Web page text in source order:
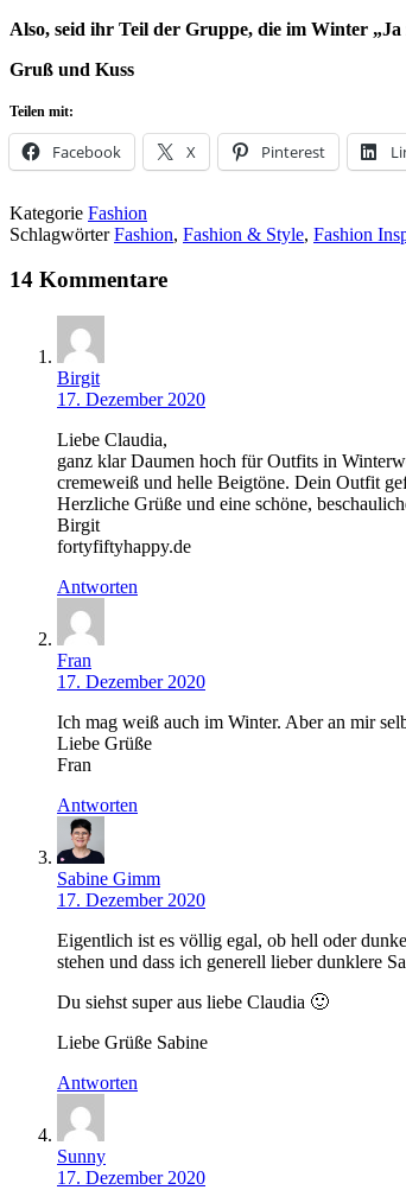
Also, seid ihr Teil der Gruppe, die im Winter „Ja
Gruß und Kuss
Teilen mit:
Facebook X Pinterest
Kategorie Fashion
SchlagwörterFashion, Fashion & Style, Fashion
14 Kommentare
Birgit
17. Dezember 2020
Liebe Claudia,
ganz klar Daumen hoch für Outfits in
cremeweiß und helle Beigtöne. Dein Outfit
Herzliche Grüße und eine schöne,
Birgit
fortyfiftyhappy.de
Antworten
Fran
17. Dezember 2020
Ich mag weiß auch im Winter. Aber an mir
Liebe Grüße
Fran
Antworten
Sabine Gimm
17. Dezember 2020
Eigentlich ist es völlig egal, ob hell oder
stehen und dass ich generell lieber dunklere
Du siehst super aus liebe Claudia 🙂
Liebe Grüße Sabine
Antworten
Sunny
17. Dezember 2020